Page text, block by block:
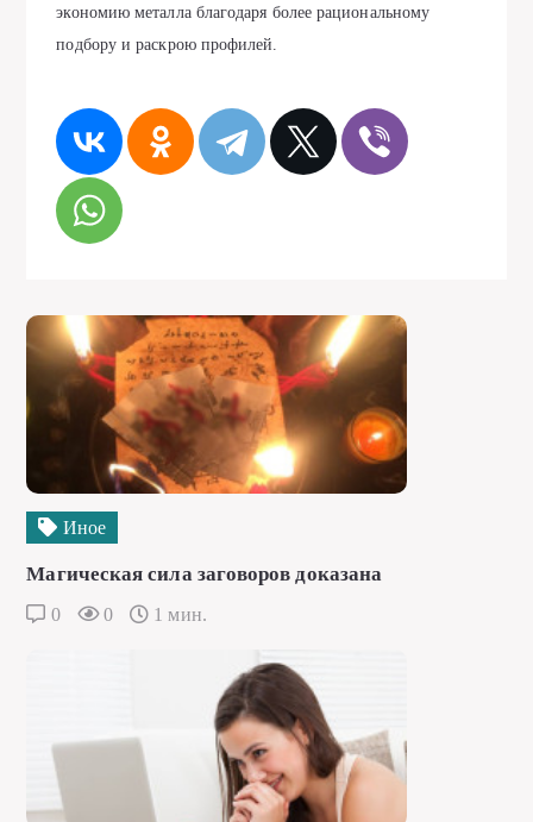
экономию металла благодаря более рациональному
подбору и раскрою профилей.
Иное
Магическая сила заговоров доказана
0 0 1 мин.